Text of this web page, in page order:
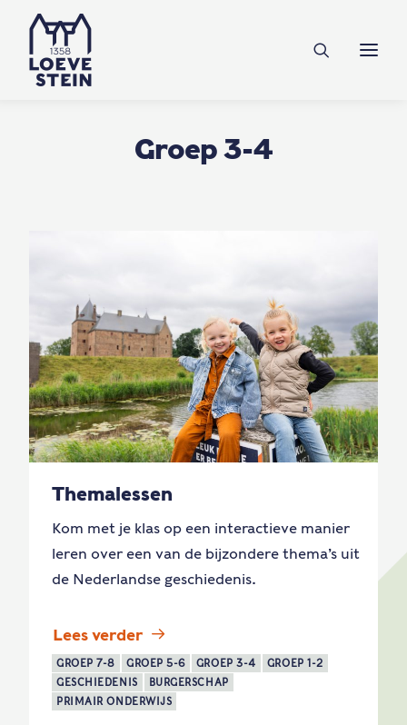
Ontdek Loevestein
Plan je bezoek
Steun ons
Tickets
Groep 3-4
Themalessen
Kom met je klas op een interactieve manier
leren over een van de bijzondere thema’s uit
de Nederlandse geschiedenis.
Lees verder
GROEP 7-8 GROEP 5-6 GROEP 3-4
GROEP 1-2
GESCHIEDENIS
BURGERSCHAP
PRIMAIR ONDERWIJS